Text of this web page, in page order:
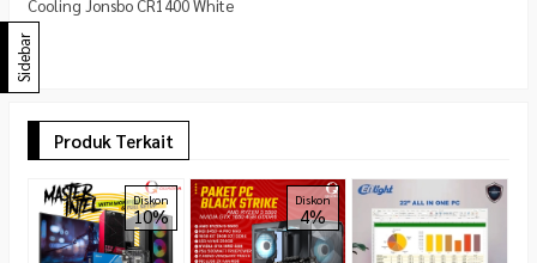
Cooling Jonsbo CR1400 White
Produk Terkait
Diskon
10%
Diskon
4%
Sidebar